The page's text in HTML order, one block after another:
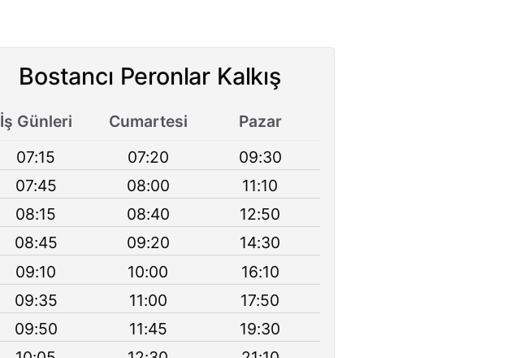
Bostancı Peronlar Kalkış
İş Günleri Cumartesi
Pazar
07:15
07:20
09:30
07:45
08:00
11:10
08:15
08:40
12:50
08:45
09:20
14:30
09:10
10:00
16:10
09:35
11:00
17:50
09:50
11:45
19:30